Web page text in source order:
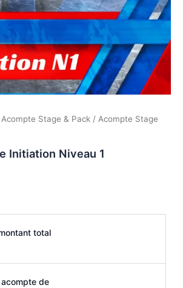
Acompte Stage & Pack / Acompte Stage
Initiation Niveau 1
total
acompte de